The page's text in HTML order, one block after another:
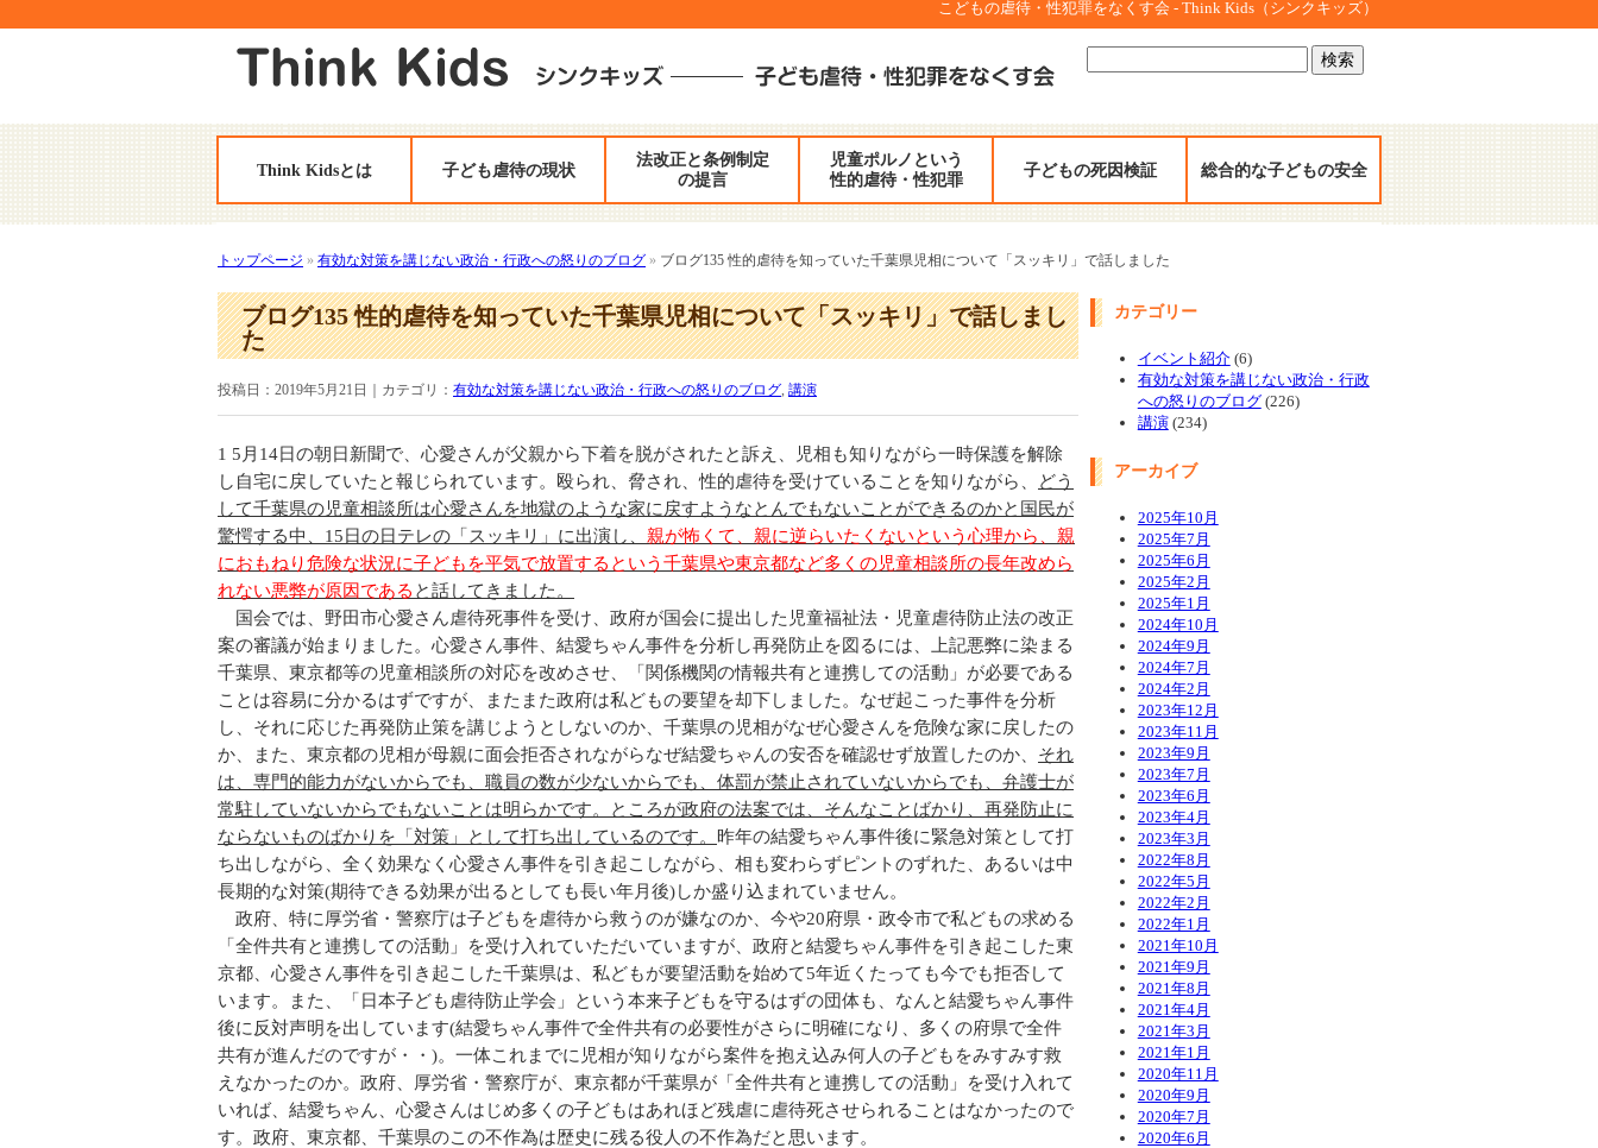
こどもの虐待・性犯罪をなくす会 - Think Kids（シンクキッズ）
検
索:
Think Kidsとは 子ども虐待の現状
法改正と条例制定
の提言
児童ポルノという
性的虐待・性犯罪
子どもの死因検証 総合的な子どもの安全
トップページ » 有効な対策を講じない政治・行政への怒りのブログ » ブログ135 性的虐待を知っていた千葉県児相について「スッキリ」で話しました
ブログ135 性的虐待を知っていた千葉県児相について「スッキリ」で話しまし
た
投稿日：2019年5月21日｜カテゴリ： 有効な対策を講じない政治・行政への怒りのブログ, 講演
1 5月14日の朝日新聞で、心愛さんが父親から下着を脱がされたと訴え、児相も知りながら一時保護を解除
し自宅に戻していたと報じられています。殴られ、脅され、性的虐待を受けていることを知りながら、
どう
して千葉県の児童相談所は心愛さんを地獄のような家に戻すようなとんでもないことができるのかと国民が
驚愕する中、15日の日テレの「スッキリ」に出演し、 親が怖くて、親に逆らいたくないという心理から、親
におもねり危険な状況に子どもを平気で放置するという千葉県や東京都など多くの児童相談所の長年改めら
れない悪弊が原因である と話してきました。
国会では、野田市心愛さん虐待死事件を受け、政府が国会に提出した児童福祉法・児童虐待防止法の改正
案の審議が始まりました。心愛さん事件、結愛ちゃん事件を分析し再発防止を図るには、上記悪弊に染まる
千葉県、東京都等の児童相談所の対応を改めさせ、「関係機関の情報共有と連携しての活動」が必要である
ことは容易に分かるはずですが、またまた政府は私どもの要望を却下しました。なぜ起こった事件を分析
し、それに応じた再発防止策を講じようとしないのか、千葉県の児相がなぜ心愛さんを危険な家に戻したの
か、また、東京都の児相が母親に面会拒否されながらなぜ結愛ちゃんの安否を確認せず放置したのか、 それ
は、専門的能力がないからでも、職員の数が少ないからでも、体罰が禁止されていないからでも、弁護士が
常駐していないからでもないことは明らかです。ところが政府の法案では、そんなことばかり、再発防止に
ならないものばかりを「対策」として打ち出しているのです。 昨年の結愛ちゃん事件後に緊急対策として打
ち出しながら、全く効果なく心愛さん事件を引き起こしながら、相も変わらずピントのずれた、あるいは中
長期的な対策(期待できる効果が出るとしても長い年月後)しか盛り込まれていません。
政府、特に厚労省・警察庁は子どもを虐待から救うのが嫌なのか、今や20府県・政令市で私どもの求める
「全件共有と連携しての活動」を受け入れていただいていますが、政府と結愛ちゃん事件を引き起こした東
京都、心愛さん事件を引き起こした千葉県は、私どもが要望活動を始めて5年近くたっても今でも拒否して
います。また、「日本子ども虐待防止学会」という本来子どもを守るはずの団体も、なんと結愛ちゃん事件
後に反対声明を出しています(結愛ちゃん事件で全件共有の必要性がさらに明確になり、多くの府県で全件
共有が進んだのですが・・)。一体これまでに児相が知りながら案件を抱え込み何人の子どもをみすみす救
えなかったのか。政府、厚労省・警察庁が、東京都が千葉県が「全件共有と連携しての活動」を受け入れて
いれば、結愛ちゃん、心愛さんはじめ多くの子どもはあれほど残虐に虐待死させられることはなかったので
す。政府、東京都、千葉県のこの不作為は歴史に残る役人の不作為だと思います。
カテゴリー
イベント紹介(6)
有効な対策を講じない政治・行政
への怒りのブログ(226)
講演(234)
アーカイブ
2025年10月
2025年7月
2025年6月
2025年2月
2025年1月
2024年10月
2024年9月
2024年7月
2024年2月
2023年12月
2023年11月
2023年9月
2023年7月
2023年6月
2023年4月
2023年3月
2022年8月
2022年5月
2022年2月
2022年1月
2021年10月
2021年9月
2021年8月
2021年4月
2021年3月
2021年1月
2020年11月
2020年9月
2020年7月
2020年6月